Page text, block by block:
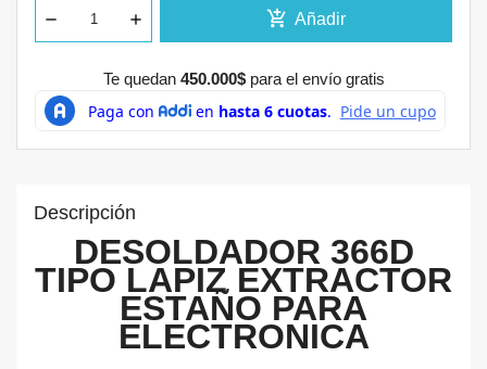
add_shopping_cart Añadir
Te quedan 450.000$para el envío gratis
Descripción
DESOLDADOR 366D
TIPO LAPIZ EXTRACTOR
ESTAÑO PARA
ELECTRONICA